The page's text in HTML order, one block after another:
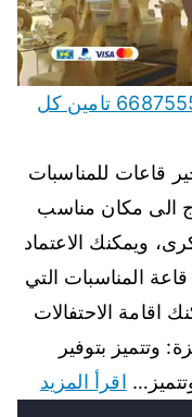
تأجير قاعات للمناسبات الخيران 66875552 تامين كل
قاعات للمناسبات
الى مكان مناسب
ويمكنك الاعتماد
المناسبات التي
اقامة الاحتفالات
وتتميز بتوفير
اقرأ المزيد